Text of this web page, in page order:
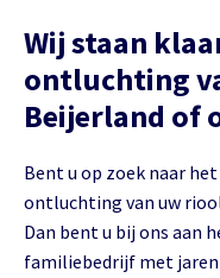
Wij staan
ontluchting
Bent u op zoek naar
ontluchting van uw riool in
Dan bent u bij ons aan
familiebedrijf met